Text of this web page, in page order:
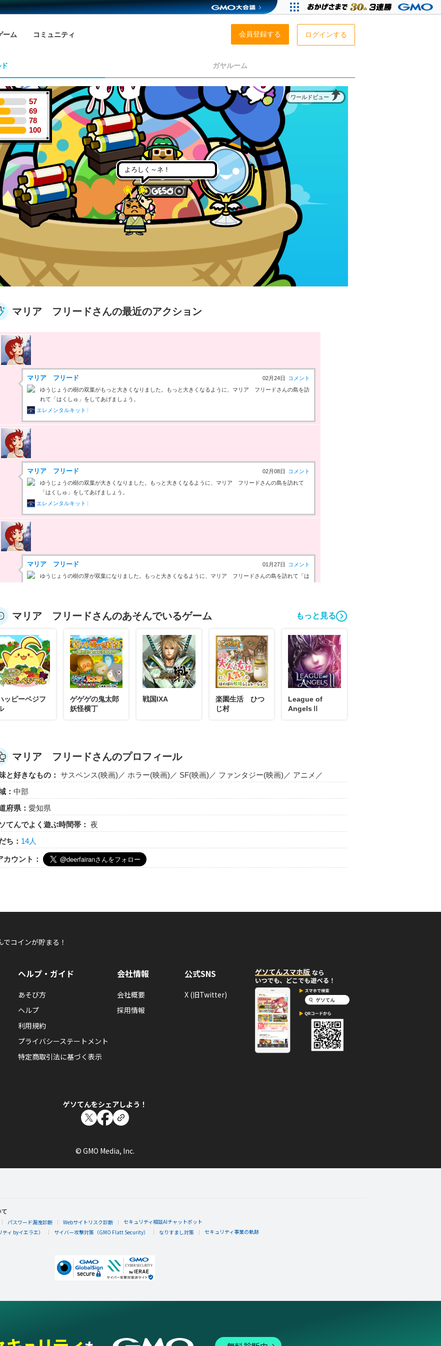
ーム コミュニティ 会員登録する ログインする
ガヤルーム
ワールドビュー
57
69
78
100
よろしく～ネ！
マリア フリードさんの最近のアクション
マリア フリード 02月24日
コメント
ゆうじょうの樹の双葉がもっと大きくなりました。もっと大きくなるように、マリア フリードさんの島を訪
れて「はくしゅ」をしてあげましょう。
エレメンタルキット
マリア フリード 02月08日
コメント
ゆうじょうの樹の双葉が大きくなりました。もっと大きくなるように、マリア フリードさんの島を訪れて
「はくしゅ」をしてあげましょう。
エレメンタルキット
マリア フリード 01月27日
コメント
ゆうじょうの樹の芽が双葉になりました。もっと大きくなるように、マリア フリードさんの島を訪れて「は
マリア フリード 01月16日
コメント
ゆうじょうの樹の芽が少しだけ伸びました。もっと大きくなるように、マリア フリードさんの島を訪れて
「はくしゅ」をしてあげましょう。
エレメンタルキット
マリア フリード
新しく選んだ精霊のたまごは「光」。
世界を眩しく照らす輝きのエレメント。
マリア フリードさんの島で育成のお手伝いをしてあげましょう。
マリア フリード
サラブレッドをのりこなした！
ベジモン農場を始めました
マリア フリード 12月04日 コメント
今日からスタートです
マリア フリードさんのあそんでいるゲーム もっと見る
ッピーベジフ
ゲゲゲの鬼太郎
妖怪横丁
戦国IXA
楽園生活 ひつ
じ村
League of
AngelsⅡ
マリア フリードさんのプロフィール
と好きなもの： サスペンス(映画)／ ホラー(映画)／ SF(映画)／ ファンタジー(映画)／ アニメ／
： 中部
府県： 愛知県
てんでよく遊ぶ時間帯： 夜
ち： 14人
カウント：
コインが貯まる！
ヘルプ・ガイド
あそび方
ヘルプ
利用規約
プライバシーステートメント
特定商取引法に基づく表示
会社情報
会社概要
採用情報
公式SNS
X (旧Twitter)
ゲソてんをシェアしよう！
© GMO Media, Inc.
パスワード漏洩診断 Webサイトリスク診断
セキュリティ相談AIチャットボット
ィ byイエラエ） サイバー攻撃対策（GMO Flatt Security） なりすまし対策 セキュリティ事業の軌跡